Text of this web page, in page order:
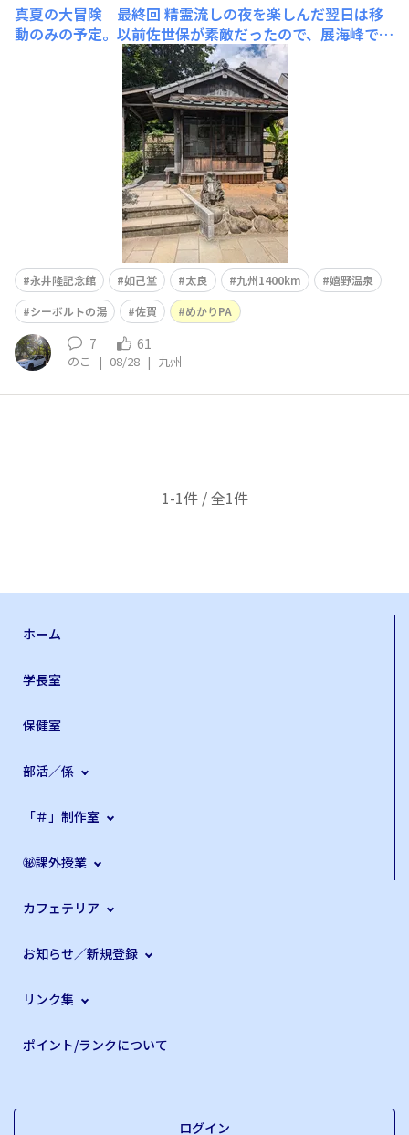
真夏の大冒険 最終回 精霊流しの夜を楽しんだ翌日は移
動のみの予定。以前佐世保が素敵だったので、展海峰でも
行って、水族館でクラゲ🪼に癒されようかなと思ってまし
た。 ナビを下道で設定し出発しよう！ふと、如己堂(にょ
こどう)に行けなかったのを思い出して調べると、途中に
あったので寄ることにしました。永井隆記念館で調べる
永井隆記念館 如己堂 太良 九州1400km
嬉野温泉
シーボルトの湯
佐賀 めかりPA
7 61
のこ | 08/28 | 九州
1-1件 / 全1件
ホーム
学長室
保健室
部活／係
「＃」制作室
㊙課外授業
カフェテリア
お知らせ／新規登録
リンク集
ポイント/ランクについて
ログイン